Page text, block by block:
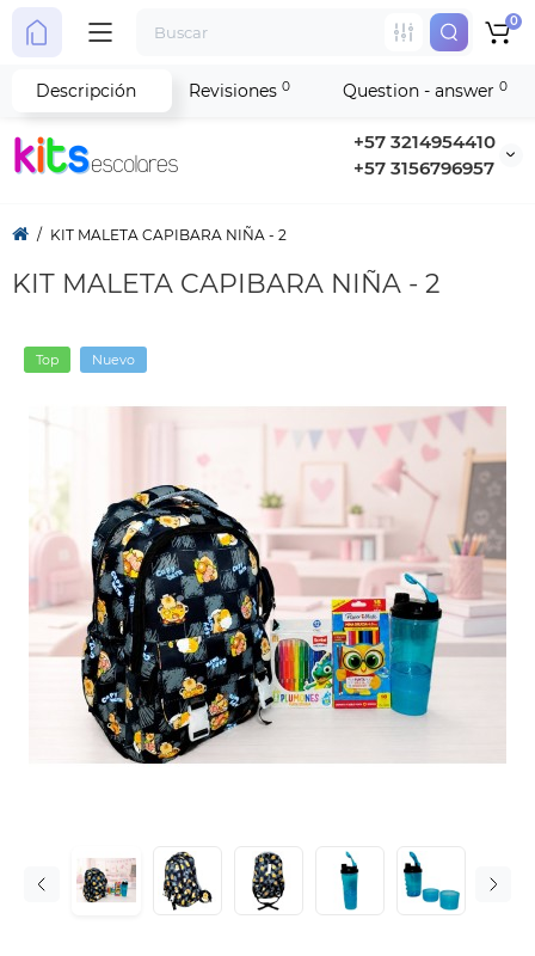
+57 3214954410
+57 3156796957
0
KIT MALETA CAPIBARA NIÑA - 2
KIT MALETA CAPIBARA NIÑA - 2
Top Nuevo
Descripción Revisiones 0 Question - answer 0